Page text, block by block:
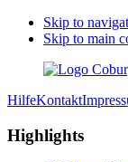
Skip to
Skip to main
HilfeKontakt
Highlights